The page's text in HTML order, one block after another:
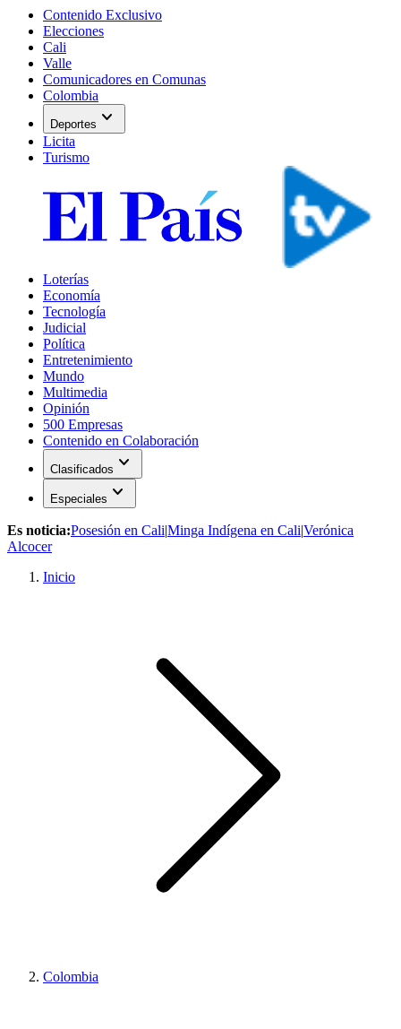
Contenido Exclusivo
Elecciones
Cali
Valle
Comunicadores en Comunas
Colombia
Deportes expand_more
Licita
Turismo
Loterías
Economía
Tecnología
Judicial
Política
Entretenimiento
Mundo
Multimedia
Opinión
500 Empresas
Contenido en Colaboración
Clasificados expand_more
Especiales expand_more
Es noticia:Posesión en Cali|Minga Indígena en Cali|Verónica
Alcocer
Inicio
Colombia